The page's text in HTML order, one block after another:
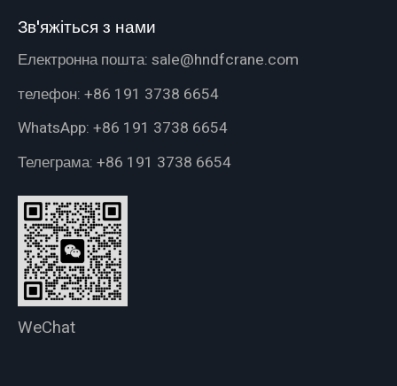
Зв'яжіться з нами
Електронна пошта: sale@hndfcrane.com
телефон: +86 191 3738 6654
WhatsApp: +86 191 3738 6654
Телеграма: +86 191 3738 6654
WeChat